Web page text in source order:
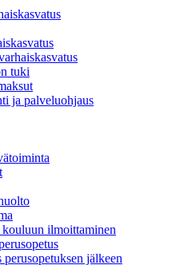
tuki
ja palveluohjaus
kouluun ilmoittaminen
jälkeen